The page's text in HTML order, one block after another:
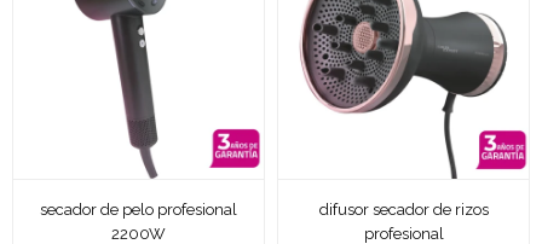
secador de pelo profesional
2200W
difusor secador de rizos
profesional